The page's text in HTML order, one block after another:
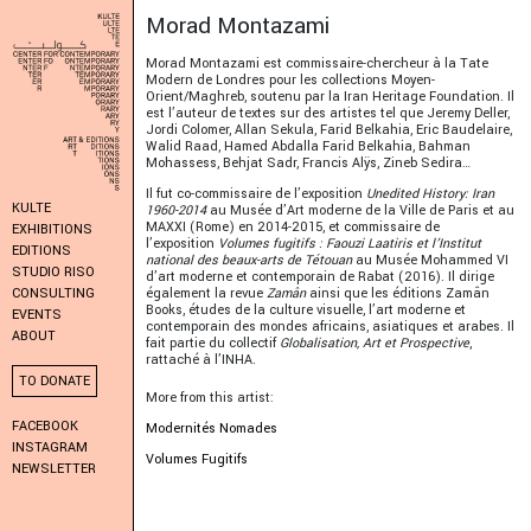
KULTE
EXHIBITIONS
EDITIONS
STUDIO RISO
CONSULTING
EVENTS
ABOUT
TO DONATE
FACEBOOK
INSTAGRAM
NEWSLETTER
Morad Montazami
Morad Montazami est commissaire-chercheur à la Tate
Modern de Londres pour les collections Moyen-
Orient/Maghreb, soutenu par la Iran Heritage Foundation. Il
est l’auteur de textes sur des artistes tel que Jeremy Deller,
Jordi Colomer, Allan Sekula, Farid Belkahia, Eric Baudelaire,
Walid Raad, Hamed Abdalla Farid Belkahia, Bahman
Mohassess, Behjat Sadr, Francis Alÿs, Zineb Sedira…
Il fut co-commissaire de l’exposition Unedited History: Iran
1960-2014 au Musée d’Art moderne de la Ville de Paris et au
MAXXI (Rome) en 2014-2015, et commissaire de
l’exposition Volumes fugitifs : Faouzi Laatiris et l’Institut
national des beaux-arts de Tétouanau Musée Mohammed VI
d’art moderne et contemporain de Rabat (2016). Il dirige
également la revue Zamân ainsi que les éditions Zamân
Books, études de la culture visuelle, l’art moderne et
contemporain des mondes africains, asiatiques et arabes. Il
fait partie du collectif Globalisation, Art et Prospective,
rattaché à l’INHA.
More from this artist:
Modernités Nomades
Volumes Fugitifs